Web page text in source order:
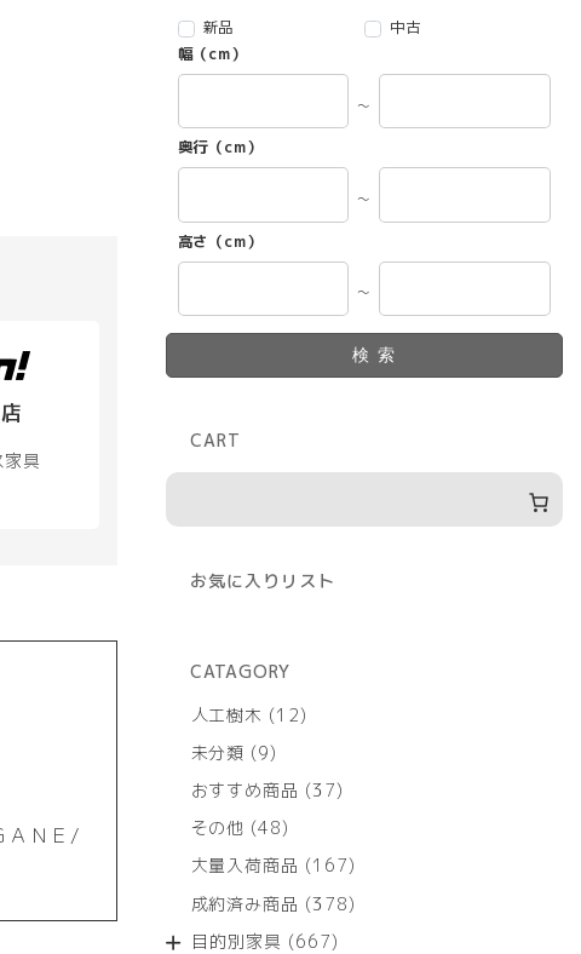
具
ＡＮＥ/
新品
中古
幅（cm）
～
奥行（cm）
～
高さ（cm）
～
検索
CART
お気に入りリスト
CATAGORY
人工樹木
1212
商
未分類 99
の
商
おすすめ商品 3737
商
その他 4848
の
商
大量入荷商品 167167
の
成約済み商品 378378
目的別家具 667667